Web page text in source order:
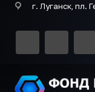
г. Луганск, пл.